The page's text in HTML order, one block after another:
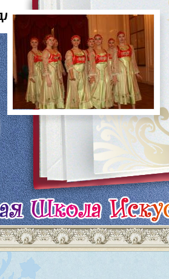
слабовидящих A A A